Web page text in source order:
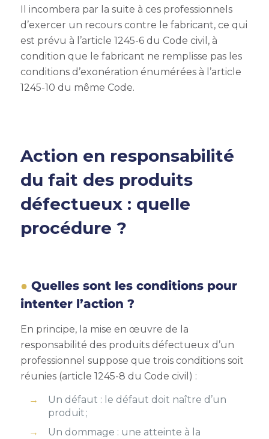
Il incombera par la suite à ces professionnels
d’exercer un recours contre le fabricant, ce qui
est prévu à l’article 1245-6 du Code civil, à
condition que le fabricant ne remplisse pas les
conditions d’exonération énumérées à l’article
1245-10 du même Code.
Action en responsabilité
du fait des produits
défectueux : quelle
procédure ?
Quelles sont les conditions pour
intenter l’action ?
En principe, la mise en œuvre de la
responsabilité des produits défectueux d’un
professionnel suppose que trois conditions soit
réunies (article 1245-8 du Code civil) :
Un défaut : le défaut doit naître d’un
produit ;
Un dommage : une atteinte à la